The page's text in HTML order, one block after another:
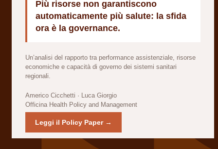
Più risorse non garantiscono
automaticamente più salute: la sfida
ora è la governance.
Un’analisi del rapporto tra performance assistenziale, risorse
economiche e capacità di governo dei sistemi sanitari
regionali.
Americo Cicchetti · Luca Giorgio
Officina Health Policy and Management
Leggi il Policy Paper →